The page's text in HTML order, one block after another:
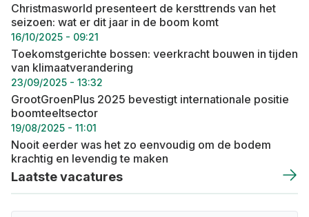
Christmasworld presenteert de kersttrends van het
seizoen: wat er dit jaar in de boom komt
16/10/2025 - 09:21
Toekomstgerichte bossen: veerkracht bouwen in tijden
van klimaatverandering
23/09/2025 - 13:32
GrootGroenPlus 2025 bevestigt internationale positie
boomteeltsector
19/08/2025 - 11:01
Nooit eerder was het zo eenvoudig om de bodem
krachtig en levendig te maken
Laatste vacatures